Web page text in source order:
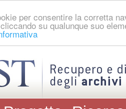
per consentire la corretta
su qualunque suo